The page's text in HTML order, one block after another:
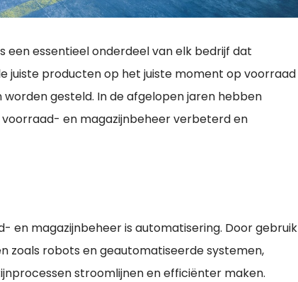
een essentieel onderdeel van elk bedrijf dat
juiste producten op het juiste moment op voorraad
gesteld. In de afgelopen jaren hebben
en magazijnbeheer verbeterd en
en magazijnbeheer is automatisering. Door gebruik
zoals robots en geautomatiseerde systemen,
stroomlijnen en efficiënter maken.